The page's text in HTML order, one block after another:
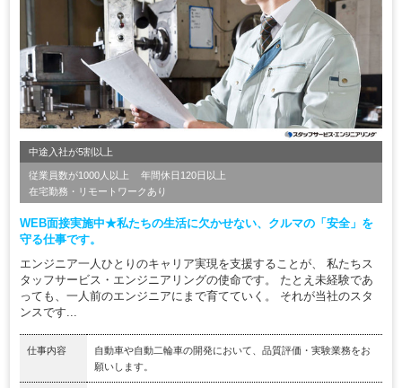
中途入社が5割以上
従業員数が1000人以上
年間休日120日以上
在宅勤務・リモートワークあり
WEB面接実施中★私たちの生活に欠かせない、クルマの「安全」を
守る仕事です。
エンジニア一人ひとりのキャリア実現を支援することが、 私たちス
タッフサービス・エンジニアリングの使命です。 たとえ未経験であ
っても、一人前のエンジニアにまで育てていく。 それが当社のスタ
ンスです...
仕事内容
自動車や自動二輪車の開発において、品質評価・実験業務をお
願いします。